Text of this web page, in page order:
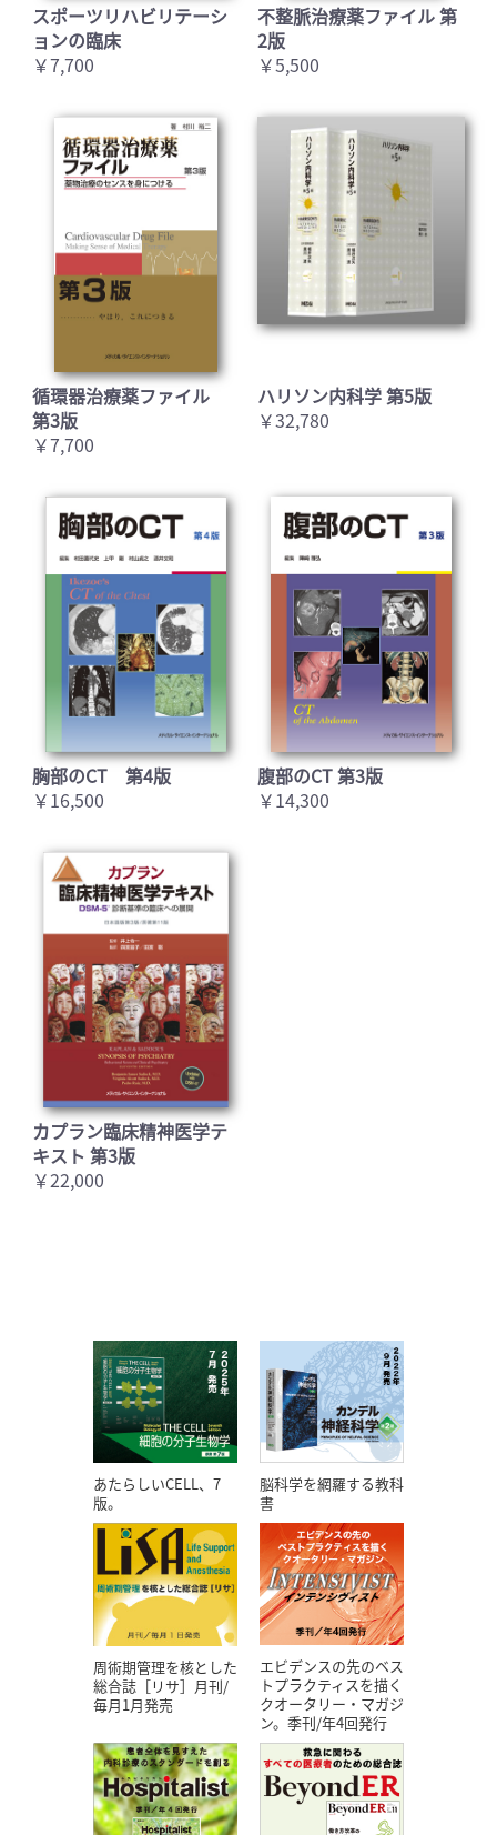
スポーツリハビリテーシ
ョンの臨床
￥7,700
不整脈治療薬ファイル 第
2版
￥5,500
循環器治療薬ファイル
第3版
￥7,700
ハリソン内科学 第5版
￥32,780
胸部のCT 第4版
￥16,500
腹部のCT 第3版
￥14,300
カプラン臨床精神医学テ
キスト 第3版
￥22,000
あたらしいCELL、7
版。
脳科学を網羅する教科
書
周術期管理を核とした
総合誌［リサ］月刊/
毎月1月発売
エビデンスの先のベス
トプラクティスを描く
クオータリー・マガジ
ン。季刊/年4回発行